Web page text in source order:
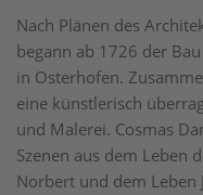
Nach Plänen des
begann ab 1726 der
in Osterhofen.
eine künstlerisch
und Malerei. Cosmas
Szenen aus dem Leben
Norbert und dem Leben